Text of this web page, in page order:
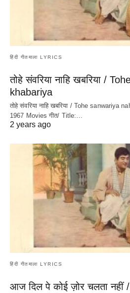
हिंदी गीतमाला LYRICS
तोहे संवरिया नाहि खबरिया /
khabariya
तोहे संवरिया नाहि खबरिया / Tohe sanwariya
1967 Movies गीत/ Title:…
2 years ago
हिंदी गीतमाला LYRICS
आज दिल पे कोई ज़ोर चलता